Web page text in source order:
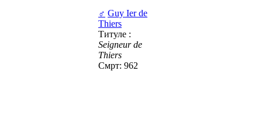
♂ Guy Ier de
Thiers
Титуле :
Seigneur de
Thiers
Смрт: 962